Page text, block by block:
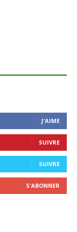
J'AIME
SUIVRE
SUIVRE
S'ABONNER